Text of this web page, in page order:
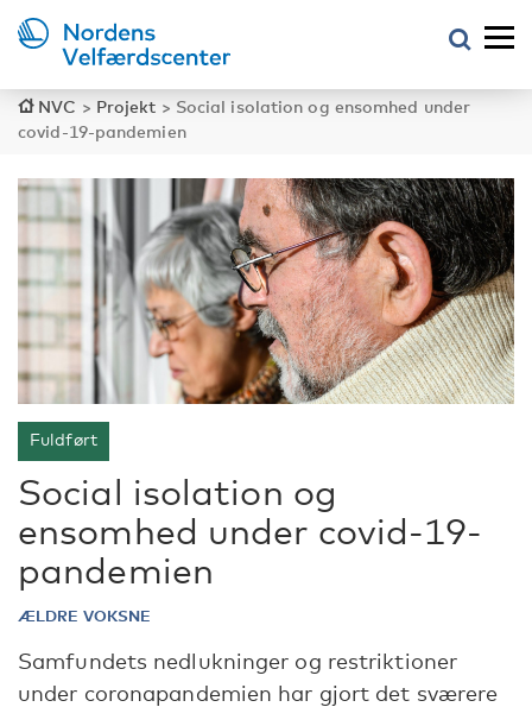
NVC > Projekt > Social isolation og ensomhed under
covid-19-pandemien
Fuldført
Social isolation og
ensomhed under covid-19-
pandemien
ÆLDRE VOKSNE
Samfundets nedlukninger og restriktioner
under coronapandemien har gjort det sværere